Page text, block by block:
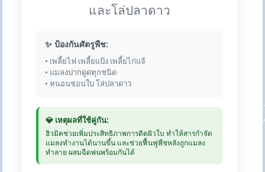
และโล่ปลาดาว
✨ ป้องกันศัตรูพืช:
• เพลี้ยไฟ เพลี้ยแป้ง เพลี้ยไก่แจ้
• แมลงปากดูดทุกชนิด
• หนอนชอนใบ โล่ปลาดาว
💎 เหตุผลที่ใช้คู่กัน:
ฮิวมิคช่วยเพิ่มประสิทธิภาพการติดผิวใบ ทำให้สารกำจัด
แมลงทำงานได้นานขึ้น และช่วยฟื้นฟูพืชหลังถูกแมลง
ทำลาย ผสมฉีดพ่นพร้อมกันได้